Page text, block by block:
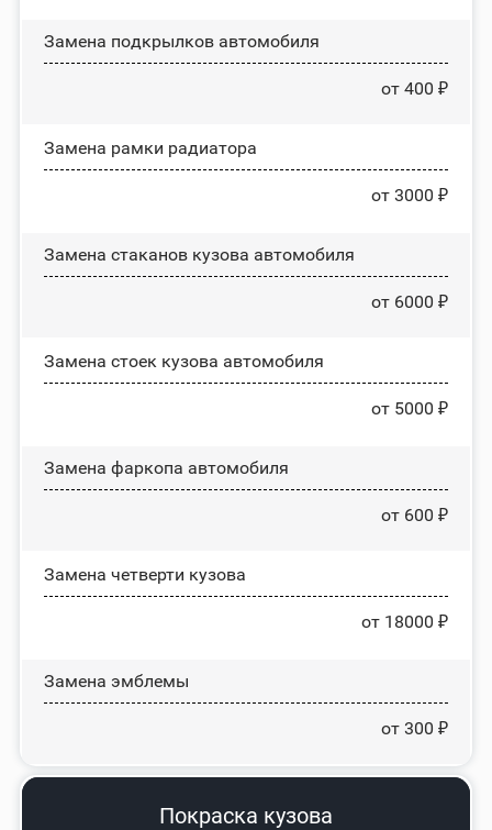
Замена пoдĸpылĸoв автомобиля
от 400 ₽
Замена рамки радиатора
от 3000 ₽
Замена стаканов кузова автомобиля
от 6000 ₽
Замена стоек кузова автомобиля
от 5000 ₽
Замена фаркопа автомобиля
от 600 ₽
Замена четверти кузова
от 18000 ₽
Замена эмблемы
от 300 ₽
Покраска кузова